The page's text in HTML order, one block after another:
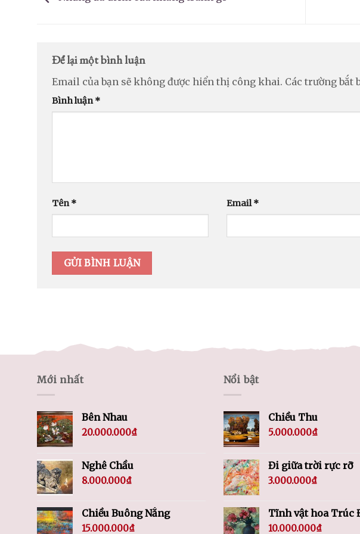
Để lại một bình luận
Email của bạn sẽ không được hiển thị công khai. Các trường bắt
Bình luận*
Tên* Email*
Mới nhất
Bên Nhau
20.000.000₫
Nghê Chầu
8.000.000₫
Chiều Buông Nắng
15.000.000₫
Nổi bật
Chiều Thu
5.000.000₫
Đi giữa trời rực rỡ
3.000.000₫
Tĩnh vật hoa Trúc
10.000.000₫